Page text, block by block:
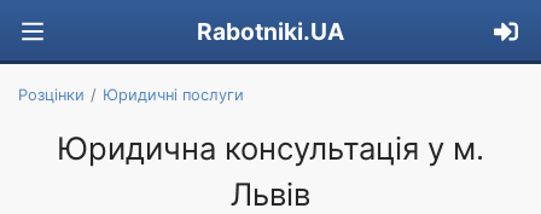
Rabotniki.UA
Розцінки Юридичні послуги
Юридична консультація у м.
Львів